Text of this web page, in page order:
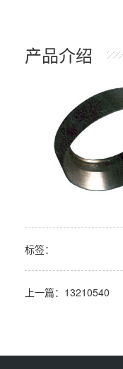
产品介绍
标签：
上一篇：13210540